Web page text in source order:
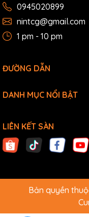
0945020899
nintcg@gmail.com
1 pm - 10 pm
ĐƯỜNG DẪN
DANH MỤC NỔI BẬT
LIÊN KẾT SÀN
Bản quyền